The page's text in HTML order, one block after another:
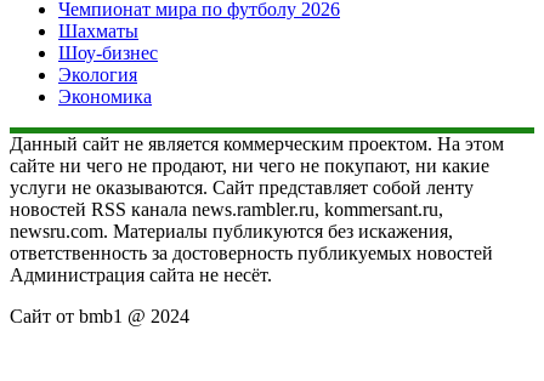
Чемпионат мира по футболу 2026
Шахматы
Шоу-бизнес
Экология
Экономика
Данный сайт не является коммерческим проектом. На этом
сайте ни чего не продают, ни чего не покупают, ни какие
услуги не оказываются. Сайт представляет собой ленту
новостей RSS канала news.rambler.ru, kommersant.ru,
newsru.com. Материалы публикуются без искажения,
ответственность за достоверность публикуемых новостей
Администрация сайта не несёт.
Сайт от bmb1 @ 2024